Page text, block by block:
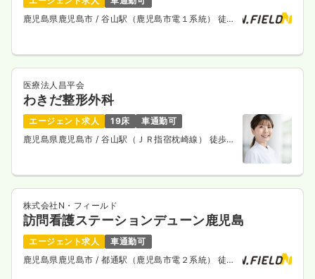
一時募集休止
24.3万円〜/月 賞与4ヶ月
オンコールあり
担当業務未経験可
月給24万円以上可
気になる 詳細を見る
鹿児島県鹿児島市/ 谷山駅（鹿児島市電１系統） 徒歩
医療法人昌平会
わきだ整形外科
エージェント求人 19床
車通勤可
鹿児島県鹿児島市/ 谷山駅（ＪＲ指宿枕崎線） 徒歩9
株式会社N・フィールド
訪問看護ステーションデューン鹿児島
エージェント求人
車通勤可
鹿児島県鹿児島市/ 都通駅（鹿児島市電２系統） 徒歩